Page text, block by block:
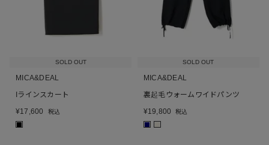
SOLD OUT
MICA&DEAL
Iラインスカート
¥17,600 税込
■
SOLD OUT
MICA&DEAL
裏起毛ウォームワイドパンツ
¥19,800 税込
■